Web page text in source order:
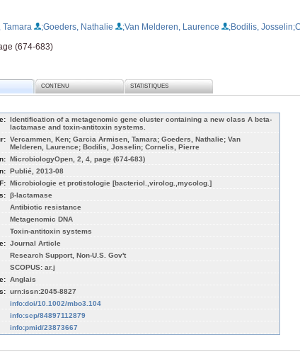
Tamara ;Goeders, Nathalie ;Van Melderen, Laurence ;Bodilis, Josselin
(674-683)
CONTENU STATISTIQUES
Identification of a metagenomic gene cluster containing a new class A beta-
lactamase and toxin-antitoxin systems.
Vercammen, Ken; Garcia Armisen, Tamara; Goeders, Nathalie; Van
Melderen, Laurence; Bodilis, Josselin; Cornelis, Pierre
MicrobiologyOpen, 2, 4, page (674-683)
Publié, 2013-08
Microbiologie et protistologie [bacteriol.,virolog.,mycolog.]
β-lactamase
Antibiotic resistance
Metagenomic DNA
Toxin-antitoxin systems
Journal Article
Research Support, Non-U.S. Gov't
SCOPUS: ar.j
Anglais
urn:issn:2045-8827
info:doi/10.1002/mbo3.104
info:scp/84897112879
info:pmid/23873667